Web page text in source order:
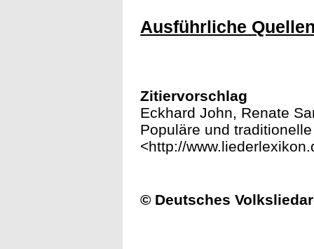
Ausführliche
Zitiervorschlag
Eckhard John, Renate
Populäre und
<http://
© Deutsches